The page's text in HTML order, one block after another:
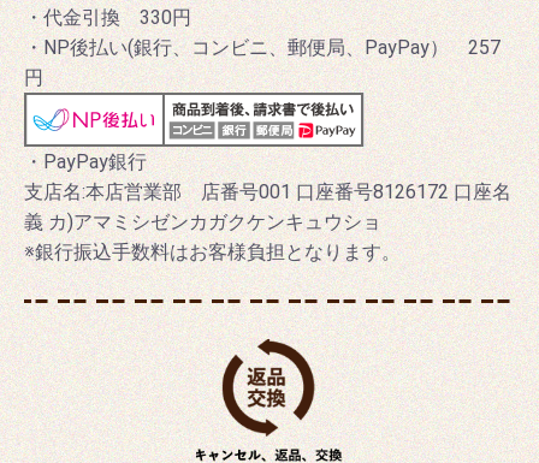
・代金引換 330円
・NP後払い(銀行、コンビニ、郵便局、PayPay） 257
円
・PayPay銀行
支店名:本店営業部 店番号001 口座番号8126172 口座名
義 カ)アマミシゼンカガクケンキュウショ
※銀行振込手数料はお客様負担となります。